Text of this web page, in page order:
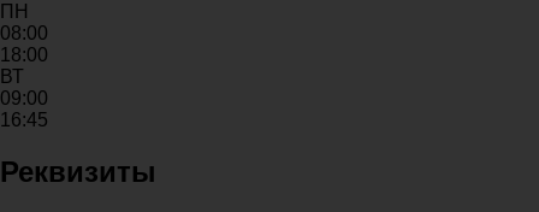
ПН
08:00
18:00
ВТ
09:00
16:45
Реквизиты